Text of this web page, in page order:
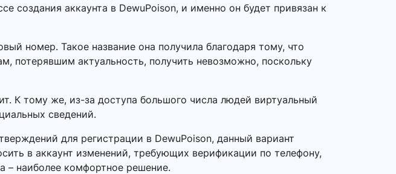
создания аккаунта в DewuPoison, и именно он будет привязан к
номер. Такое название она получила благодаря тому, что
потерявшим актуальность, получить невозможно, поскольку
К тому же, из-за доступа большого числа людей виртуальный
сведений.
для регистрации в DewuPoison, данный вариант
в аккаунт изменений, требующих верификации по телефону,
– наиболее комфортное решение.